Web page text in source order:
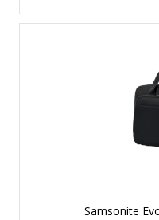
Samsonite